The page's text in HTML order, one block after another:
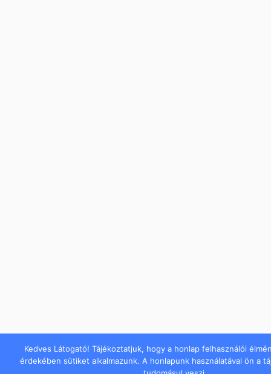
Kedves Látogató! Tájékoztatjuk, hogy a honlap felhasználói
érdekében sütiket alkalmazunk. A honlapunk használatával ön a